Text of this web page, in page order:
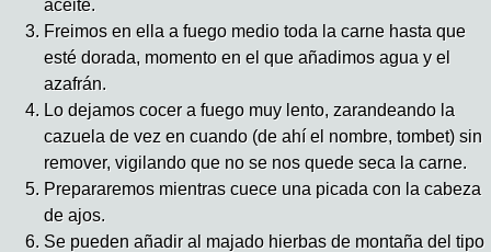
aceite.
Freimos en ella a fuego medio toda la carne hasta que
esté dorada, momento en el que añadimos agua y el
azafrán.
Lo dejamos cocer a fuego muy lento, zarandeando la
cazuela de vez en cuando (de ahí el nombre, tombet) sin
remover, vigilando que no se nos quede seca la carne.
Prepararemos mientras cuece una picada con la cabeza
de ajos.
Se pueden añadir al majado hierbas de montaña del tipo